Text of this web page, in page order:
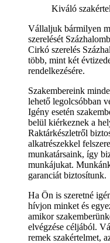
Kiváló
Vállaljuk bármilyen
szerelését
Cirkó szerelés
több, mint két
rendelkezésére.
Szakembereink
lehető legolcsóbban
Igény esetén
belül kiérkeznek a
Raktárkészletről
alkatrészekkel
munkatársaink, így
munkájukat.
garanciát biztosítunk.
Ha Ön is szeretné
hívjon minket és
amikor
elvégzése céljából.
remek szakértelmet,